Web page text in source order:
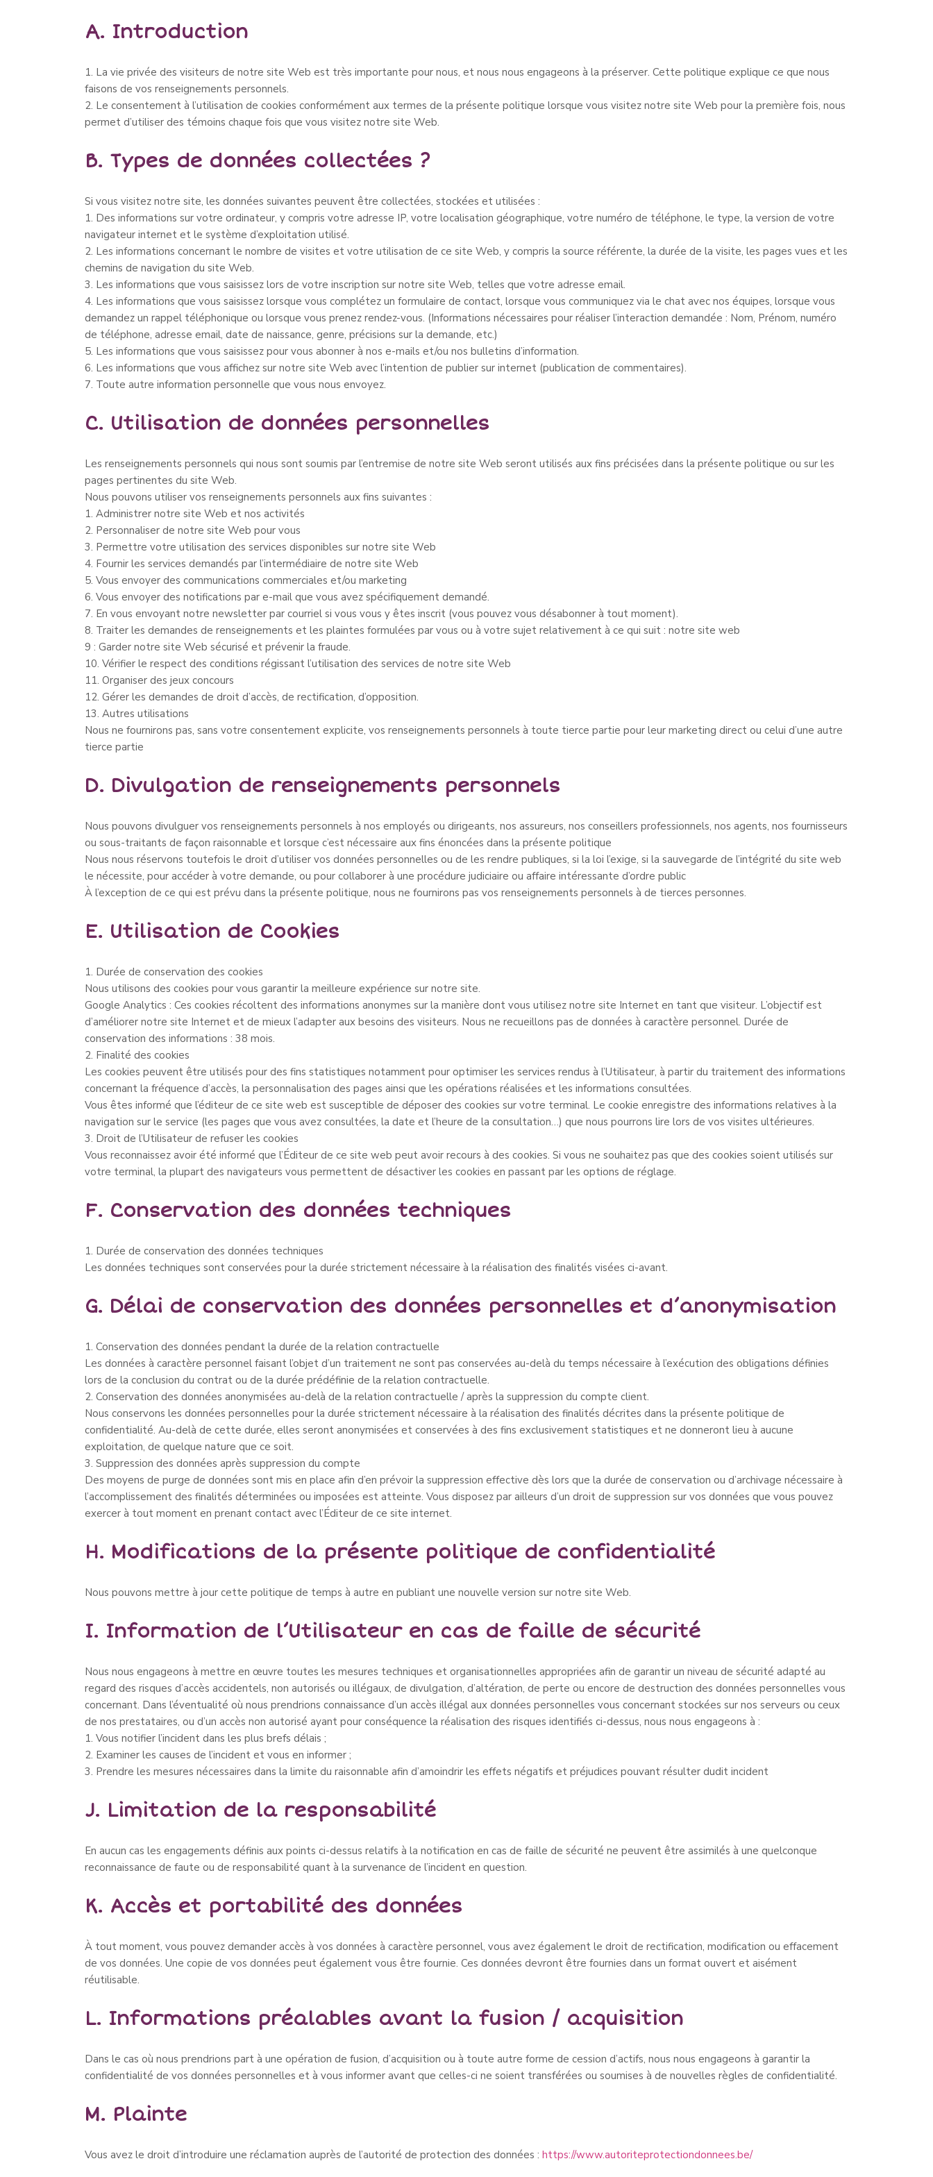
A. Introduction
1. La vie privée des visiteurs de notre site Web est très importante pour nous, et nous nous engageons à la préserver. Cette politique explique ce que nous
faisons de vos renseignements personnels.
2. Le consentement à l’utilisation de cookies conformément aux termes de la présente politique lorsque vous visitez notre site Web pour la première fois, nous
permet d’utiliser des témoins chaque fois que vous visitez notre site Web.
B. Types de données collectées ?
Si vous visitez notre site, les données suivantes peuvent être collectées, stockées et utilisées :
1. Des informations sur votre ordinateur, y compris votre adresse IP, votre localisation géographique, votre numéro de téléphone, le type, la version de votre
navigateur internet et le système d’exploitation utilisé.
2. Les informations concernant le nombre de visites et votre utilisation de ce site Web, y compris la source référente, la durée de la visite, les pages vues et les
chemins de navigation du site Web.
3. Les informations que vous saisissez lors de votre inscription sur notre site Web, telles que votre adresse email.
4. Les informations que vous saisissez lorsque vous complétez un formulaire de contact, lorsque vous communiquez via le chat avec nos équipes, lorsque vous
demandez un rappel téléphonique ou lorsque vous prenez rendez-vous. (Informations nécessaires pour réaliser l’interaction demandée : Nom, Prénom, numéro
de téléphone, adresse email, date de naissance, genre, précisions sur la demande, etc.)
5. Les informations que vous saisissez pour vous abonner à nos e-mails et/ou nos bulletins d’information.
6. Les informations que vous affichez sur notre site Web avec l’intention de publier sur internet (publication de commentaires).
7. Toute autre information personnelle que vous nous envoyez.
C. Utilisation de données personnelles
Les renseignements personnels qui nous sont soumis par l’entremise de notre site Web seront utilisés aux fins précisées dans la présente politique ou sur les
pages pertinentes du site Web.
Nous pouvons utiliser vos renseignements personnels aux fins suivantes :
1. Administrer notre site Web et nos activités
2. Personnaliser de notre site Web pour vous
3. Permettre votre utilisation des services disponibles sur notre site Web
4. Fournir les services demandés par l’intermédiaire de notre site Web
5. Vous envoyer des communications commerciales et/ou marketing
6. Vous envoyer des notifications par e-mail que vous avez spécifiquement demandé.
7. En vous envoyant notre newsletter par courriel si vous vous y êtes inscrit (vous pouvez vous désabonner à tout moment).
8. Traiter les demandes de renseignements et les plaintes formulées par vous ou à votre sujet relativement à ce qui suit : notre site web
9 : Garder notre site Web sécurisé et prévenir la fraude.
10. Vérifier le respect des conditions régissant l’utilisation des services de notre site Web
11. Organiser des jeux concours
12. Gérer les demandes de droit d’accès, de rectification, d’opposition.
13. Autres utilisations
Nous ne fournirons pas, sans votre consentement explicite, vos renseignements personnels à toute tierce partie pour leur marketing direct ou celui d’une autre
tierce partie
D. Divulgation de renseignements personnels
Nous pouvons divulguer vos renseignements personnels à nos employés ou dirigeants, nos assureurs, nos conseillers professionnels, nos agents, nos fournisseurs
ou sous-traitants de façon raisonnable et lorsque c’est nécessaire aux fins énoncées dans la présente politique
Nous nous réservons toutefois le droit d’utiliser vos données personnelles ou de les rendre publiques, si la loi l’exige, si la sauvegarde de l’intégrité du site web
le nécessite, pour accéder à votre demande, ou pour collaborer à une procédure judiciaire ou affaire intéressante d’ordre public
À l’exception de ce qui est prévu dans la présente politique, nous ne fournirons pas vos renseignements personnels à de tierces personnes.
E. Utilisation de Cookies
1. Durée de conservation des cookies
Nous utilisons des cookies pour vous garantir la meilleure expérience sur notre site.
Google Analytics : Ces cookies récoltent des informations anonymes sur la manière dont vous utilisez notre site Internet en tant que visiteur. L’objectif est
d’améliorer notre site Internet et de mieux l’adapter aux besoins des visiteurs. Nous ne recueillons pas de données à caractère personnel. Durée de
conservation des informations : 38 mois.
2. Finalité des cookies
Les cookies peuvent être utilisés pour des fins statistiques notamment pour optimiser les services rendus à l’Utilisateur, à partir du traitement des informations
concernant la fréquence d’accès, la personnalisation des pages ainsi que les opérations réalisées et les informations consultées.
Vous êtes informé que l’éditeur de ce site web est susceptible de déposer des cookies sur votre terminal. Le cookie enregistre des informations relatives à la
navigation sur le service (les pages que vous avez consultées, la date et l’heure de la consultation…) que nous pourrons lire lors de vos visites ultérieures.
3. Droit de l’Utilisateur de refuser les cookies
Vous reconnaissez avoir été informé que l’Éditeur de ce site web peut avoir recours à des cookies. Si vous ne souhaitez pas que des cookies soient utilisés sur
votre terminal, la plupart des navigateurs vous permettent de désactiver les cookies en passant par les options de réglage.
F. Conservation des données techniques
1. Durée de conservation des données techniques
Les données techniques sont conservées pour la durée strictement nécessaire à la réalisation des finalités visées ci-avant.
G. Délai de conservation des données personnelles et d’anonymisation
1. Conservation des données pendant la durée de la relation contractuelle
Les données à caractère personnel faisant l’objet d’un traitement ne sont pas conservées au-delà du temps nécessaire à l’exécution des obligations définies
lors de la conclusion du contrat ou de la durée prédéfinie de la relation contractuelle.
2. Conservation des données anonymisées au-delà de la relation contractuelle / après la suppression du compte client.
Nous conservons les données personnelles pour la durée strictement nécessaire à la réalisation des finalités décrites dans la présente politique de
confidentialité. Au-delà de cette durée, elles seront anonymisées et conservées à des fins exclusivement statistiques et ne donneront lieu à aucune
exploitation, de quelque nature que ce soit.
3. Suppression des données après suppression du compte
Des moyens de purge de données sont mis en place afin d’en prévoir la suppression effective dès lors que la durée de conservation ou d’archivage nécessaire à
l’accomplissement des finalités déterminées ou imposées est atteinte. Vous disposez par ailleurs d’un droit de suppression sur vos données que vous pouvez
exercer à tout moment en prenant contact avec l’Éditeur de ce site internet.
H. Modifications de la présente politique de confidentialité
Nous pouvons mettre à jour cette politique de temps à autre en publiant une nouvelle version sur notre site Web.
I. Information de l’Utilisateur en cas de faille de sécurité
Nous nous engageons à mettre en œuvre toutes les mesures techniques et organisationnelles appropriées afin de garantir un niveau de sécurité adapté au
regard des risques d’accès accidentels, non autorisés ou illégaux, de divulgation, d’altération, de perte ou encore de destruction des données personnelles vous
concernant. Dans l’éventualité où nous prendrions connaissance d’un accès illégal aux données personnelles vous concernant stockées sur nos serveurs ou ceux
de nos prestataires, ou d’un accès non autorisé ayant pour conséquence la réalisation des risques identifiés ci-dessus, nous nous engageons à :
1. Vous notifier l’incident dans les plus brefs délais ;
2. Examiner les causes de l’incident et vous en informer ;
3. Prendre les mesures nécessaires dans la limite du raisonnable afin d’amoindrir les effets négatifs et préjudices pouvant résulter dudit incident
J. Limitation de la responsabilité
En aucun cas les engagements définis aux points ci-dessus relatifs à la notification en cas de faille de sécurité ne peuvent être assimilés à une quelconque
reconnaissance de faute ou de responsabilité quant à la survenance de l’incident en question.
K. Accès et portabilité des données
À tout moment, vous pouvez demander accès à vos données à caractère personnel, vous avez également le droit de rectification, modification ou effacement
de vos données. Une copie de vos données peut également vous être fournie. Ces données devront être fournies dans un format ouvert et aisément
réutilisable.
L. Informations préalables avant la fusion / acquisition
Dans le cas où nous prendrions part à une opération de fusion, d’acquisition ou à toute autre forme de cession d’actifs, nous nous engageons à garantir la
confidentialité de vos données personnelles et à vous informer avant que celles-ci ne soient transférées ou soumises à de nouvelles règles de confidentialité.
M. Plainte
Vous avez le droit d’introduire une réclamation auprès de l’autorité de protection des données :https://www.autoriteprotectiondonnees.be/